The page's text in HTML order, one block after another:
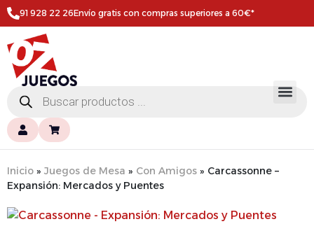
91 928 22 26Envío gratis con compras superiores a 60€*
Inicio » Juegos de Mesa » Con Amigos » Carcassonne –
Expansión: Mercados y Puentes